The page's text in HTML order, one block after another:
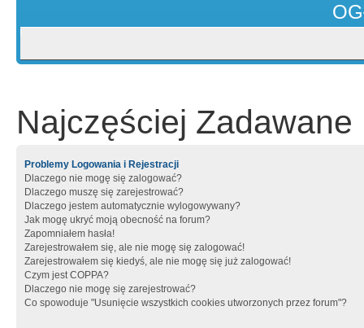
Najczęściej Zadawane
Problemy Logowania i Rejestracji
Dlaczego nie mogę się zalogować?
Dlaczego muszę się zarejestrować?
Dlaczego jestem automatycznie wylogowywany?
Jak mogę ukryć moją obecność na forum?
Zapomniałem hasła!
Zarejestrowałem się, ale nie mogę się zalogować!
Zarejestrowałem się kiedyś, ale nie mogę się już zalogować!
Czym jest COPPA?
Dlaczego nie mogę się zarejestrować?
Co spowoduje "Usunięcie wszystkich cookies utworzonych przez forum"?